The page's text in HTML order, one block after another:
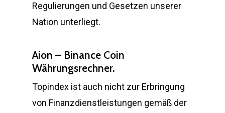
Regulierungen und Gesetzen unserer
Nation unterliegt.
Aion – Binance Coin
Währungsrechner.
Topindex ist auch nicht zur Erbringung
von Finanzdienstleistungen gemäß der